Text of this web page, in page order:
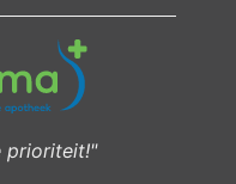
prioriteit!"